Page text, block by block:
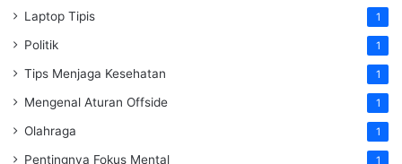
Laptop Tipis 1
Politik 1
Tips Menjaga Kesehatan 1
Mengenal Aturan Offside 1
Olahraga 1
Pentingnya Fokus Mental 1